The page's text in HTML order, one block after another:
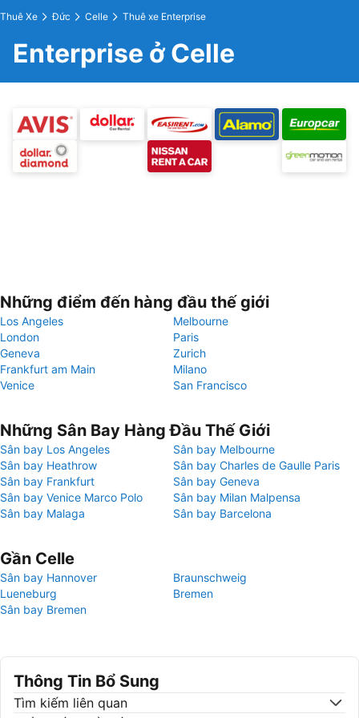
Thuê Xe Đức Celle Thuê xe Enterprise
Enterprise ở Celle
Những điểm đến hàng đầu thế giới
Los Angeles
Melbourne
London
Paris
Geneva
Zurich
Frankfurt am Main
Milano
Venice
San Francisco
Những Sân Bay Hàng Đầu Thế Giới
Sân bay Los Angeles
Sân bay Melbourne
Sân bay Heathrow
Sân bay Charles de Gaulle Paris
Sân bay Frankfurt
Sân bay Geneva
Sân bay Venice Marco Polo
Sân bay Milan Malpensa
Sân bay Malaga
Sân bay Barcelona
Gần Celle
Sân bay Hannover
Braunschweig
Lueneburg
Bremen
Sân bay Bremen
Thông Tin Bổ Sung
Tìm kiếm liên quan